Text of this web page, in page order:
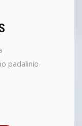
padalinio